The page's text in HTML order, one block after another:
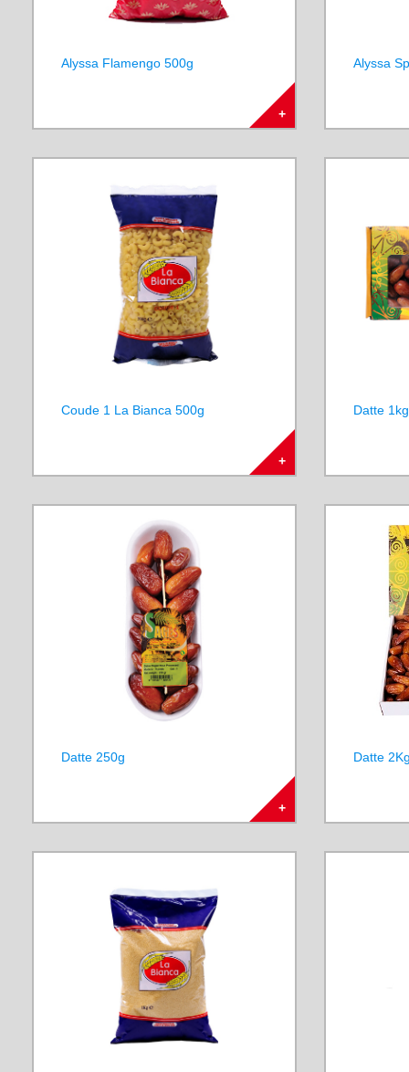
Alyssa Flamengo 500g
+
Alyssa
Coude 1 La Bianca 500g
+
Datte 1kg
Datte 250g
+
Datte